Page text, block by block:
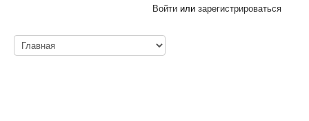
Войти или зарегистрироваться